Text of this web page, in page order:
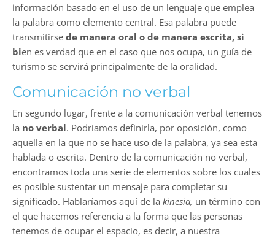
información basado en el uso de un lenguaje que emplea
la palabra como elemento central. Esa palabra puede
transmitirse de manera oral o de manera escrita, si
bien es verdad que en el caso que nos ocupa, un guía de
turismo se servirá principalmente de la oralidad.
Comunicación no verbal
En segundo lugar, frente a la comunicación verbal tenemos
la no verbal. Podríamos definirla, por oposición, como
aquella en la que no se hace uso de la palabra, ya sea esta
hablada o escrita. Dentro de la comunicación no verbal,
encontramos toda una serie de elementos sobre los cuales
es posible sustentar un mensaje para completar su
significado. Hablaríamos aquí de la kinesia, un término con
el que hacemos referencia a la forma que las personas
tenemos de ocupar el espacio, es decir, a nuestra